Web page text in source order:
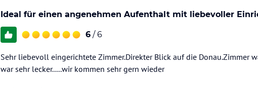
Ideal für einen angenehmen Aufenthalt mit liebevoller
6 / 6
Sehr liebevoll eingerichtete Zimmer.Direkter Blick auf die Donau.Zimmer
war sehr lecker.....wir kommen sehr gern wieder